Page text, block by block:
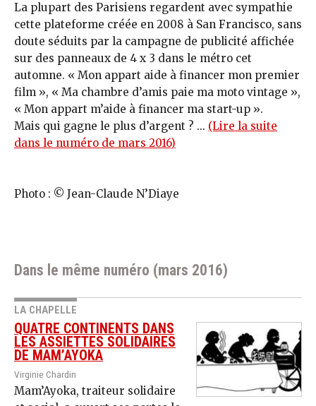
La plupart des Parisiens regardent avec sympathie
cette plateforme créée en 2008 à San Francisco, sans
doute séduits par la campagne de publicité affichée
sur des panneaux de 4 x 3 dans le métro cet
automne. « Mon appart aide à financer mon premier
film », « Ma chambre d’amis paie ma moto vintage »,
« Mon appart m’aide à financer ma start-up ».
Mais qui gagne le plus d’argent ? ... (Lire la suite
dans le numéro de mars 2016)
Photo : © Jean-Claude N’Diaye
Dans le même numéro (mars 2016)
LA CHAPELLE
QUATRE CONTINENTS DANS
LES ASSIETTES SOLIDAIRES
DE MAM’AYOKA
Virginie Chardin
Mam’Ayoka, traiteur solidaire